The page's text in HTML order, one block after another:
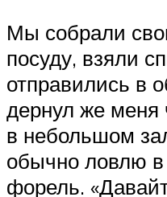
Мы собрали
посуду, взяли
отправились в
дернул же меня
в небольшом
обычно ловлю в
форель.